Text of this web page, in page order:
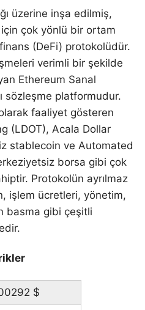
üzerine inşa edilmiş,
çok yönlü bir ortam
(DeFi) protokolüdür.
verimli bir şekilde
Ethereum Sanal
sözleşme platformudur.
faaliyet gösteren
(LDOT), Acala Dollar
stablecoin ve Automated
borsa gibi çok
Protokolün ayrılmaz
işlem ücretleri, yönetim,
basma gibi çeşitli
$